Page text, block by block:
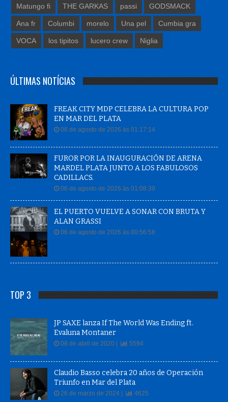
Matungo fi THE GARKAS passi GODSMACK
Ana fr Columbi morelo Una pel Cumbia gra
VOCA los tipitos lucero crew Niglia
ÚLTIMAS NOTÍCIAS
FREAK CITY MDP CELEBRA LA CULTURA POP
EN MAR DEL PLATA
06 de agosto de 2026 às 01:17:14
FUROR POR LA INAUGURACIÓN DE ARENA
MARDEL PLATA JUNTO A LOS FABULOSOS
CADILLACS.
06 de agosto de 2026 às 01:08:39
EL PUERTO VUELVE A SONAR CON BRUTA Y
ALAN GRASSI
06 de agosto de 2026 às 00:56:58
TOP 3
JP SAXE lanza If The World Was Ending ft.
Evaluna Montaner
08 de abril de 2020 | 5594
Claudio Basso celebra 20 años de Operación
Triunfo en Mar del Plata
26 de marzo de 2024 | 4625